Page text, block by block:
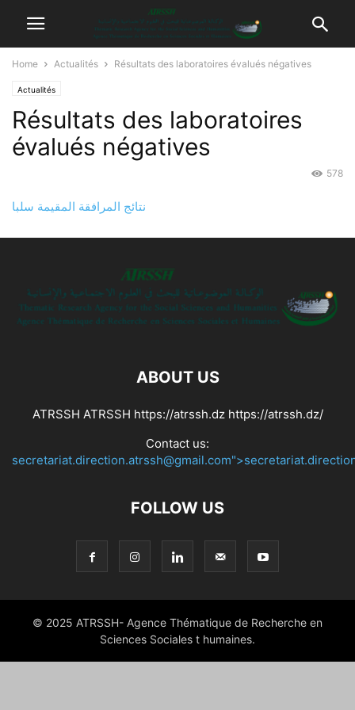
Home Actualités Résultats des laboratoires évalués négatives
Actualités
Résultats des laboratoires
évalués négatives
578
نتائج المرافقة المقيمة سلبا
ABOUT US
ATRSSH ATRSSH https://atrssh.dz https://atrssh.dz/
Contact us:
FOLLOW US
© 2025 ATRSSH- Agence Thématique de Recherche en
Sciences Sociales t humaines.